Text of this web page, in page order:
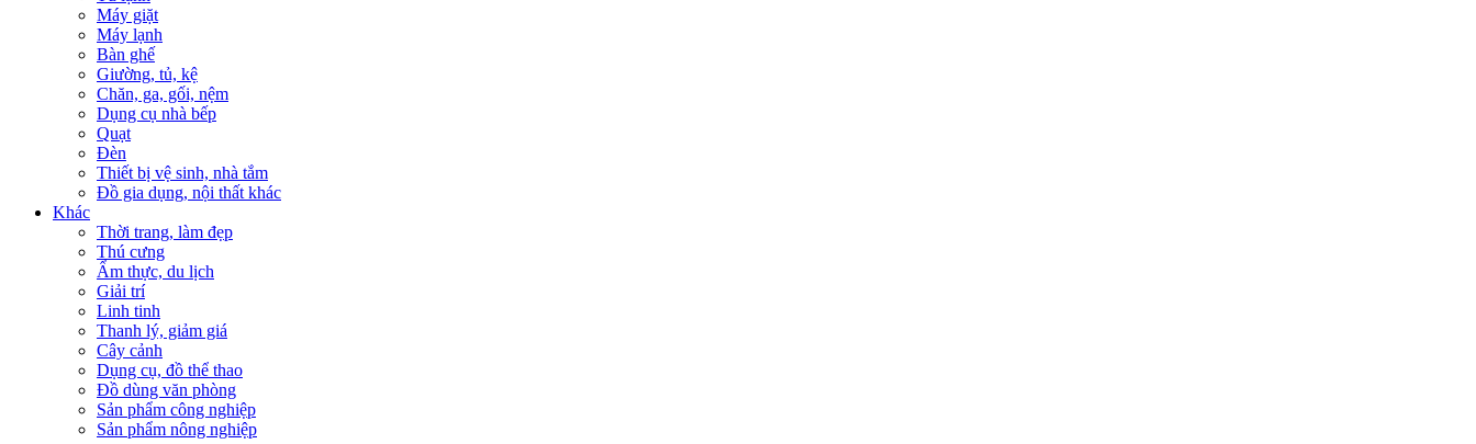
Máy giặt
Máy lạnh
Bàn ghế
Giường, tủ, kệ
Chăn, ga, gối, nệm
Dụng cụ nhà bếp
Quạt
Đèn
Thiết bị vệ sinh, nhà tắm
Đồ gia dụng, nội thất khác
Khác
Thời trang, làm đẹp
Thú cưng
Ẩm thực, du lịch
Giải trí
Linh tinh
Thanh lý, giảm giá
Cây cảnh
Dụng cụ, đồ thể thao
Đồ dùng văn phòng
Sản phẩm công nghiệp
Sản phẩm nông nghiệp